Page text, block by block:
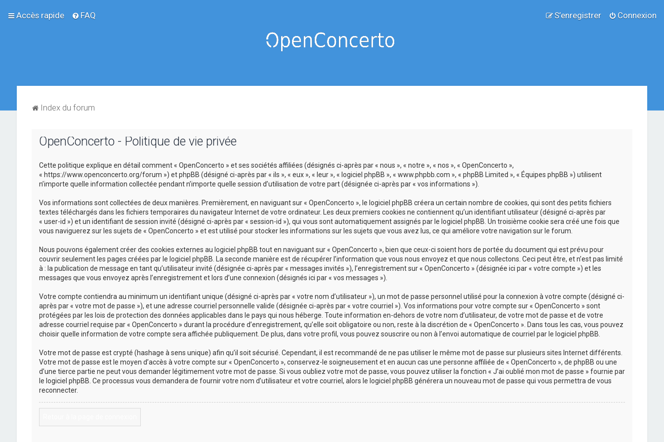
Accès rapide FAQ Connexion
S’enregistrer
Index du forum
OpenConcerto - Politique de vie privée
Cette politique explique en détail comment « OpenConcerto » et ses sociétés affiliées (désignés ci-après par « nous », « notre », « nos », « OpenConcerto »,
« https://www.openconcerto.org/forum ») et phpBB (désigné ci-après par « ils », « eux », « leur », « logiciel phpBB », « www.phpbb.com », « phpBB Limited », « Équipes phpBB ») utilisent
n’importe quelle information collectée pendant n’importe quelle session d’utilisation de votre part (désignée ci-après par « vos informations »).
Vos informations sont collectées de deux manières. Premièrement, en naviguant sur « OpenConcerto », le logiciel phpBB créera un certain nombre de cookies, qui sont des petits fichiers
textes téléchargés dans les fichiers temporaires du navigateur Internet de votre ordinateur. Les deux premiers cookies ne contiennent qu’un identifiant utilisateur (désigné ci-après par
« user-id ») et un identifiant de session invité (désigné ci-après par « session-id »), qui vous sont automatiquement assignés par le logiciel phpBB. Un troisième cookie sera créé une fois que
vous naviguerez sur les sujets de « OpenConcerto » et est utilisé pour stocker les informations sur les sujets que vous avez lus, ce qui améliore votre navigation sur le forum.
Nous pouvons également créer des cookies externes au logiciel phpBB tout en naviguant sur « OpenConcerto », bien que ceux-ci soient hors de portée du document qui est prévu pour
couvrir seulement les pages créées par le logiciel phpBB. La seconde manière est de récupérer l’information que vous nous envoyez et que nous collectons. Ceci peut être, et n’est pas limité
à : la publication de message en tant qu’utilisateur invité (désignée ci-après par « messages invités »), l’enregistrement sur « OpenConcerto » (désignée ici par « votre compte ») et les
messages que vous envoyez après l’enregistrement et lors d’une connexion (désignés ici par « vos messages »).
Votre compte contiendra au minimum un identifiant unique (désigné ci-après par « votre nom d’utilisateur »), un mot de passe personnel utilisé pour la connexion à votre compte (désigné ci-
après par « votre mot de passe »), et une adresse courriel personnelle valide (désignée ci-après par « votre courriel »). Vos informations pour votre compte sur « OpenConcerto » sont
protégées par les lois de protection des données applicables dans le pays qui nous héberge. Toute information en-dehors de votre nom d’utilisateur, de votre mot de passe et de votre
adresse courriel requise par « OpenConcerto » durant la procédure d’enregistrement, qu’elle soit obligatoire ou non, reste à la discrétion de « OpenConcerto ». Dans tous les cas, vous pouvez
choisir quelle information de votre compte sera affichée publiquement. De plus, dans votre profil, vous pouvez souscrire ou non à l’envoi automatique de courriel par le logiciel phpBB.
Votre mot de passe est crypté (hashage à sens unique) afin qu’il soit sécurisé. Cependant, il est recommandé de ne pas utiliser le même mot de passe sur plusieurs sites Internet différents.
Votre mot de passe est le moyen d’accès à votre compte sur « OpenConcerto », conservez-le soigneusement et en aucun cas une personne affiliée de « OpenConcerto », de phpBB ou une
d’une tierce partie ne peut vous demander légitimement votre mot de passe. Si vous oubliez votre mot de passe, vous pouvez utiliser la fonction « J’ai oublié mon mot de passe » fournie par
le logiciel phpBB. Ce processus vous demandera de fournir votre nom d’utilisateur et votre courriel, alors le logiciel phpBB générera un nouveau mot de passe qui vous permettra de vous
reconnecter.